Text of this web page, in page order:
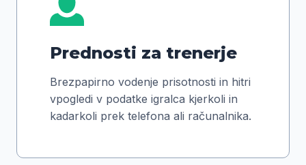
Prednosti za trenerje
Brezpapirno vodenje prisotnosti in hitri
vpogledi v podatke igralca kjerkoli in
kadarkoli prek telefona ali računalnika.